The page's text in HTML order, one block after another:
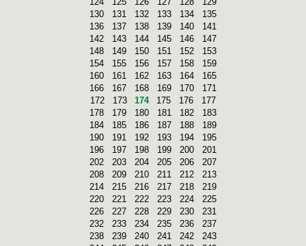
130
131 132 133 134
135
136
137 138 139 140
141
142
143 144 145 146
147
148
149 150 151 152
153
154
155 156 157 158
159
160
161 162 163 164
165
166
167 168 169 170
171
172
173 174 175 176
177
178
179 180 181 182
183
184
185 186 187 188
189
190
191 192 193 194
195
196
197 198 199 200
201
202
203 204 205 206
207
208
209 210 211 212
213
214
215 216 217 218
219
220
221 222 223 224
225
226
227 228 229 230
231
232
233 234 235 236
237
238
239 240 241 242
243